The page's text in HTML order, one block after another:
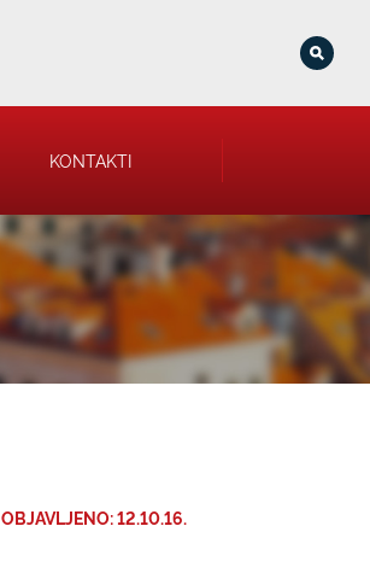
KONTAKTI
OBJAVLJENO: 12.10.16.